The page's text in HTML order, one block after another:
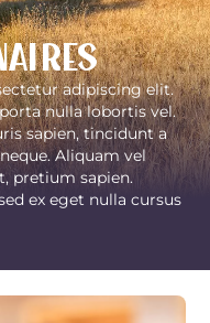
adipiscing elit.
nulla lobortis vel.
sapien, tincidunt a
Aliquam vel
pretium sapien.
ex eget nulla cursus